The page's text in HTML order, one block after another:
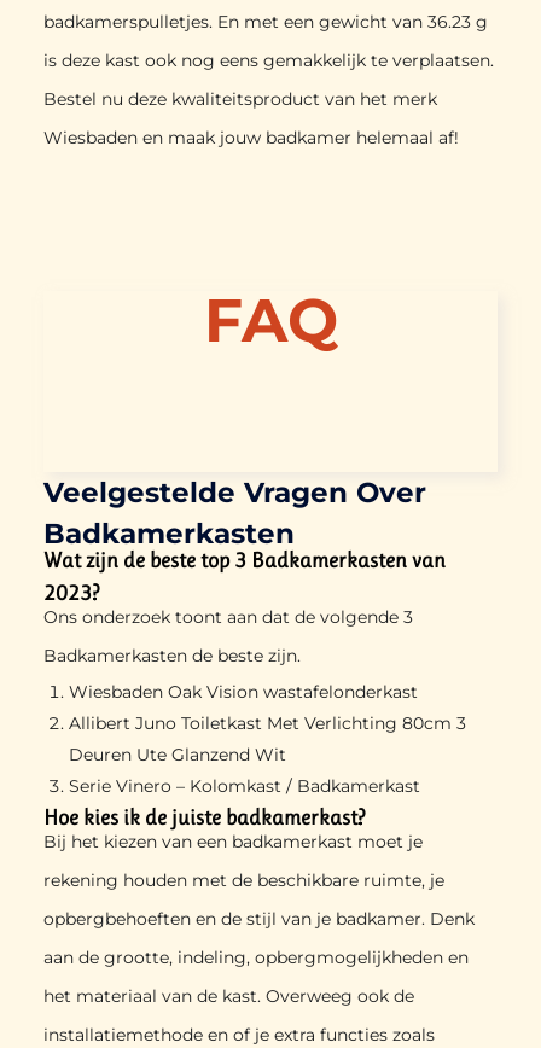
badkamerspulletjes. En met een gewicht van 36.23 g
is deze kast ook nog eens gemakkelijk te verplaatsen.
Bestel nu deze kwaliteitsproduct van het merk
Wiesbaden en maak jouw badkamer helemaal af!
FAQ
Veelgestelde Vragen Over
Badkamerkasten
Wat zijn de beste top 3 Badkamerkasten van
2023?
Ons onderzoek toont aan dat de volgende 3
Badkamerkasten de beste zijn.
Wiesbaden Oak Vision wastafelonderkast
Allibert Juno Toiletkast Met Verlichting 80cm 3
Deuren Ute Glanzend Wit
Serie Vinero – Kolomkast / Badkamerkast
Hoe kies ik de juiste badkamerkast?
Bij het kiezen van een badkamerkast moet je
rekening houden met de beschikbare ruimte, je
opbergbehoeften en de stijl van je badkamer. Denk
aan de grootte, indeling, opbergmogelijkheden en
het materiaal van de kast. Overweeg ook de
installatiemethode en of je extra functies zoals